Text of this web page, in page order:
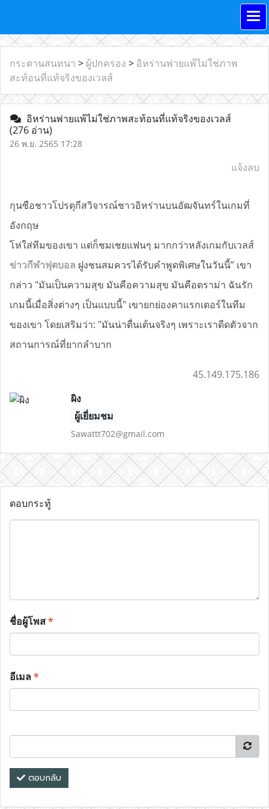
กระดานสนทนา > ผู้ปกครอง > อิหร่านพ่ายแพ้ไม่ใช่ภาพ
สะท้อนที่แท้จริงของเวลส์
อิหร่านพ่ายแพ้ไม่ใช่ภาพสะท้อนที่แท้จริงของเวลส์
(276 อ่าน)
26 พ.ย. 2565 17:28
แจ้งลบ
กุนซือชาวโปรตุกีสวิจารณ์ชาวอิหร่านบนอัฒจันทร์ในเกมที่
อังกฤษ
โห่ใส่ทีมของเขา แต่ก็ชมเชยแฟนๆ มากกว่าหลังเกมกับเวลส์
ข่าวกีฬาฟุตบอล ฝูงชนสมควรได้รับคำพูดพิเศษในวันนี้” เขา
กล่าว "มันเป็นความสุข มันคือความสุข มันคือดราม่า ฉันรัก
เกมนี้เมื่อสิ่งต่างๆ เป็นแบบนี้" เขายกย่องคาแรกเตอร์ในทีม
ของเขา โดยเสริมว่า: "มันน่าตื่นเต้นจริงๆ เพราะเราดีดตัวจาก
สถานการณ์ที่ยากลำบาก
45.149.175.186
ผิง
ผู้เยี่ยมชม
Sawattt702@gmail.com
ตอบกระทู้
ชื่อผู้โพส*
อีเมล*
ตอบกลับ